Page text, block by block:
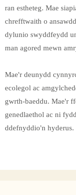
ran estheteg. Mae
chrefftwaith o
dylunio swyddfeydd
man agored mewn
Mae'r deunydd
ecolegol ac
gwrth-baeddu. Mae'r
genedlaethol ac ni
ddefnyddio'n hyderus.